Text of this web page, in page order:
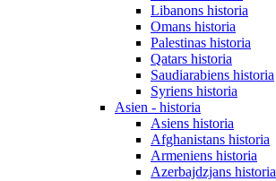
Libanons historia
Omans historia
Palestinas historia
Qatars historia
Saudiarabiens historia
Syriens historia
Asien - historia
Asiens historia
Afghanistans historia
Armeniens historia
Azerbajdzjans historia